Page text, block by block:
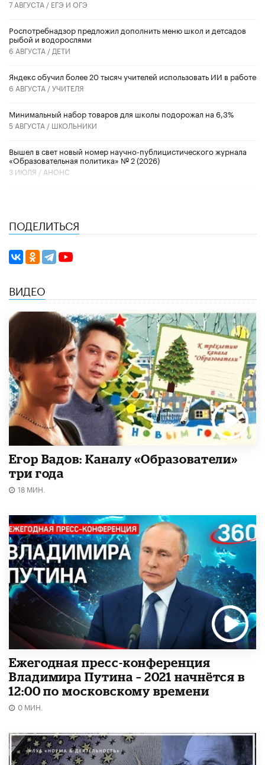
7 АВГУСТА / ЕГЭ И ОГЭ
Роспотребнадзор предложил дополнить меню школ и детсадов
рыбой и водорослями
6 АВГУСТА / ДЕТИ
​Яндекс обучил более 20 тысяч учителей использовать ИИ в работе
6 АВГУСТА /УЧИТЕЛЯ
Минимальный набор товаров для школы подорожал на 6,3%
5 АВГУСТА / ШКОЛЬНИКИ
Вышел в свет новый номер научно-публицистического журнала
«Образовательная политика» № 2 (2026)
3 ИЮЛЯ / АНОНС
ПОДЕЛИТЬСЯ
ВИДЕО
Егор Вадов: Каналу «Образователи»
три года
18 МИН.
Ежегодная пресс-конференция
Владимира Путина – 2021 начнётся в
12:00 по московскому времени
0 МИН.